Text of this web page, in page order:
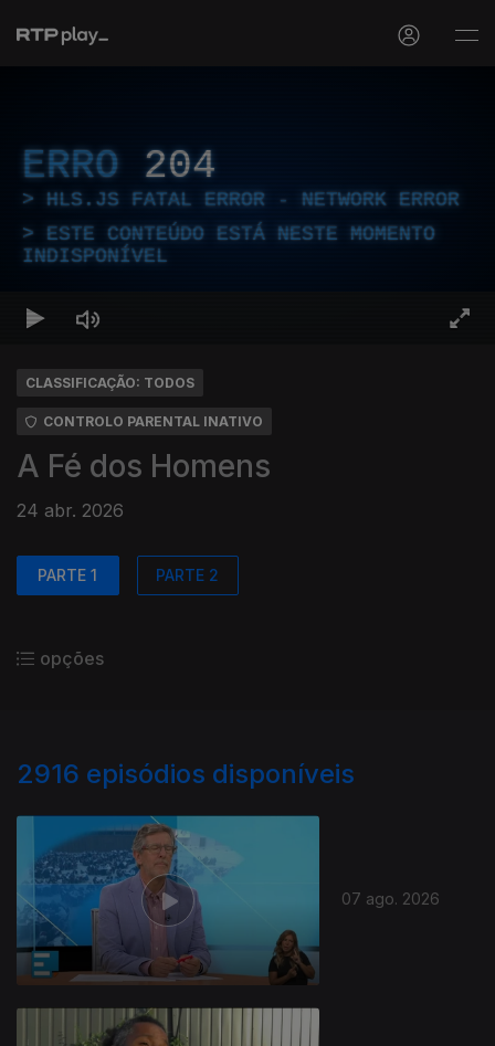
ERRO 204
HLS.JS FATAL ERROR - NETWORK ERROR
ESTE CONTEÚDO ESTÁ NESTE MOMENTO
INDISPONÍVEL
CLASSIFICAÇÃO: TODOS
CONTROLO PARENTAL INATIVO
A Fé dos Homens
24 abr. 2026
PARTE 1 PARTE 2
opções
2916 episódios disponíveis
07 ago. 2026